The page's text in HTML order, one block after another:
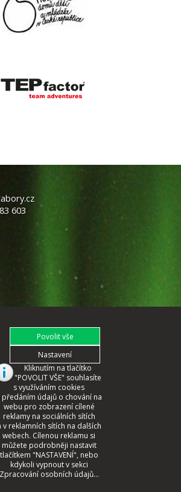
603
Tábory.cz
webmasterCORA2022, www.cora.cz
Kliknutím na tlačítko
"POVOLIT VŠE" souhlasíte
s využíváním cookies
předáním údajů o chování na
webu pro zobrazení cílené
reklamy na sociálních sítích
v reklamních sítích na dalších
webech. Cílenou reklamu si
můžete podrobněji nastavit
tlačítkem "NASTAVENÍ", nebo
kdykoli vypnout v sekci
Zpracování osobních údajů...